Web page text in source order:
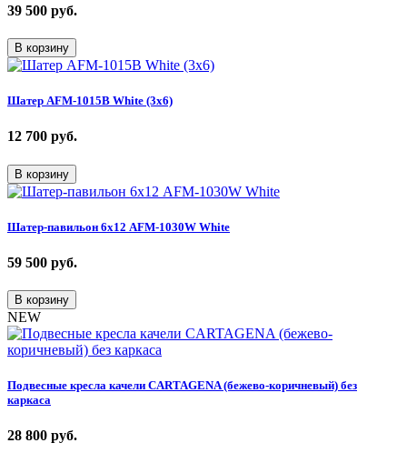
39 500 руб.
В корзину
Шатер AFM-1015B White (3х6)
12 700 руб.
В корзину
Шатер-павильон 6х12 AFM-1030W White
59 500 руб.
В корзину
NEW
Подвесные кресла качели CARTAGENA (бежево-коричневый) без
каркаса
28 800 руб.